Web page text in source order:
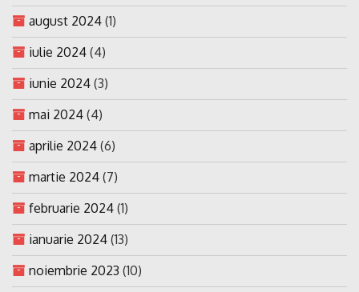
august 2024 (1)
iulie 2024 (4)
iunie 2024 (3)
mai 2024 (4)
aprilie 2024 (6)
martie 2024 (7)
februarie 2024 (1)
ianuarie 2024 (13)
noiembrie 2023 (10)